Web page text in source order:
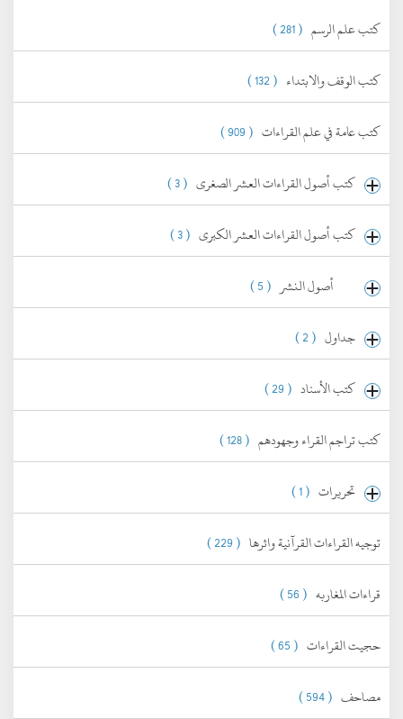
كتب علم الرسم ( 281 )
كتب الوقف والابتداء ( 132 )
كتب عامة في علم القراءات ( 909 )
كتب أصول القراءات العشر الصغرى ( 3 )
كتب أصول القراءات العشر الكبرى ( 3 )
أصول النشر ( 5 )
جداول ( 2 )
كتب الأسناد ( 29 )
كتب تراجم القراء وجهودهم ( 128 )
تحريرات ( 1 )
توجيه القراءات القرآنية واثرها ( 229 )
قراءات المغاربه ( 56 )
حجيت القراءات ( 65 )
مصاحف ( 594 )